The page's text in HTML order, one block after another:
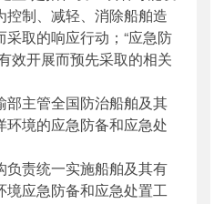
制、减轻、消除船舶造
取的响应行动；“应急防
效开展而预先采取的相关
管全国防治船舶及其
境的应急防备和应急处
责统一实施船舶及其有
境应急防备和应急处置工